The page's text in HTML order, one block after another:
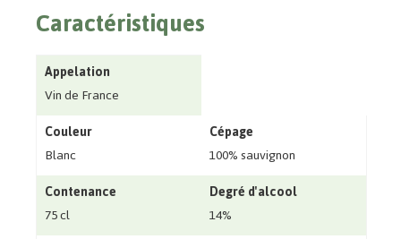
Caractéristiques
Appelation
Vin de France
Couleur
Blanc
Cépage
100% sauvignon
Contenance
75 cl
Degré d'alcool
14%